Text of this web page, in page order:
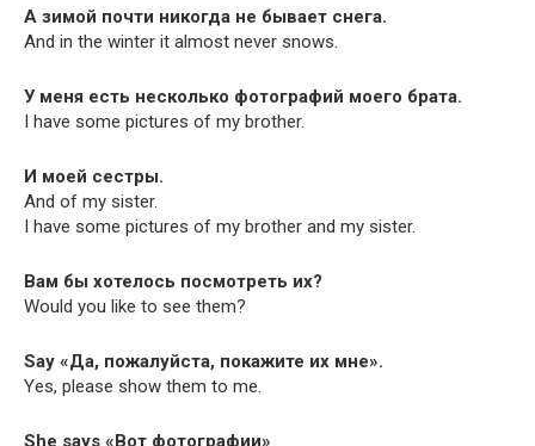
А зимой почти никогда не бывает снега.
And in the win­ter it almost nev­er snows.
У меня есть несколько фотографий моего брата.
I have some pic­tures of my brother.
И моей сестры.
And of my sister.
I have some pic­tures of my broth­er and my sister.
Вам бы хотелось посмотреть их?
Would you like to see them?
Say «Да, пожалуйста, покажите их мне».
Yes, please show them to me.
She says «Вот фотографии»